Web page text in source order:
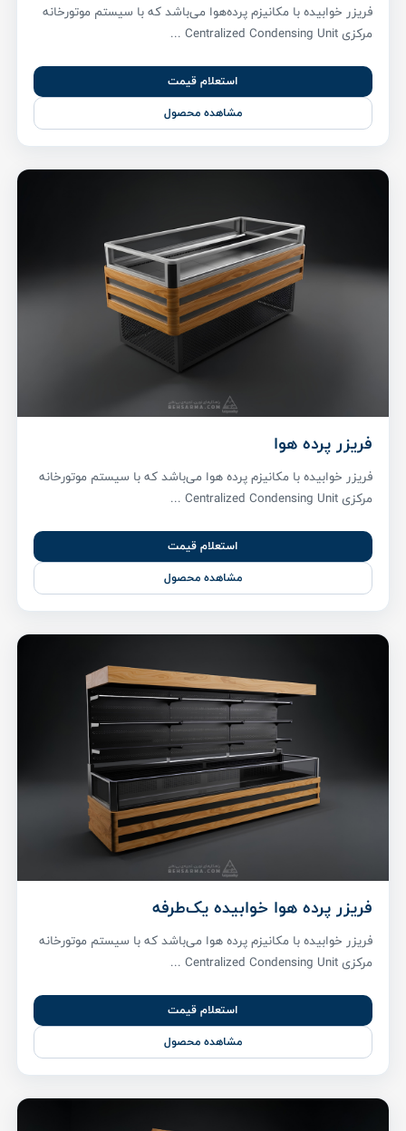
فریزر خوابیده با مکانیزم پرده‌هوا می‌باشد که با سیستم موتورخانه
مرکزی Centralized Condensing Unit ...
استعلام قیمت
مشاهده محصول
فریزر پرده هوا
فریزر خوابیده با مکانیزم پرده هوا می‌باشد که با سیستم موتورخانه
مرکزی Centralized Condensing Unit ...
استعلام قیمت
مشاهده محصول
فریزر پرده هوا خوابیده یک‌طرفه
فریزر خوابیده با مکانیزم پرده هوا می‌باشد که با سیستم موتورخانه
مرکزی Centralized Condensing Unit ...
استعلام قیمت
مشاهده محصول